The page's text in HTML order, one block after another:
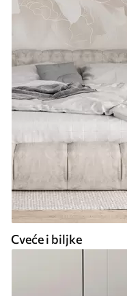
Cveće i biljke